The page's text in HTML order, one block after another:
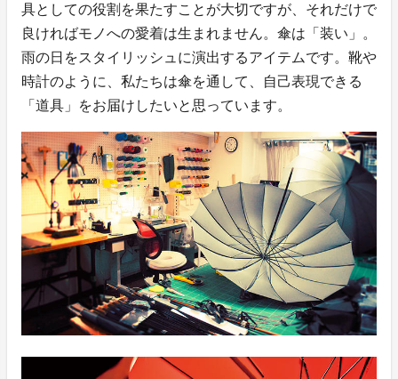
具としての役割を果たすことが大切ですが、それだけで
良ければモノへの愛着は生まれません。傘は「装い」。
雨の日をスタイリッシュに演出するアイテムです。靴や
時計のように、私たちは傘を通して、自己表現できる
「道具」をお届けしたいと思っています。